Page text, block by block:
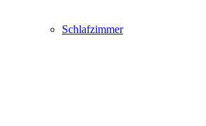
Schlafzimmer